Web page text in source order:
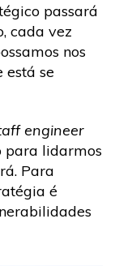
passará
cada vez
nos
está se
engineer
para lidarmos
Para
é